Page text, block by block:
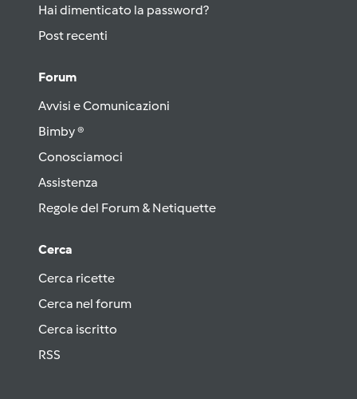
Hai dimenticato la password?
Post recenti
Forum
Avvisi e Comunicazioni
Bimby ®
Conosciamoci
Assistenza
Regole del Forum & Netiquette
Cerca
Cerca ricette
Cerca nel forum
Cerca iscritto
RSS